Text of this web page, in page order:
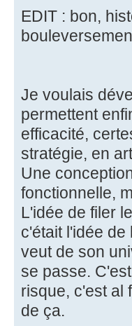
EDIT : bon,
Je voulais
permettent
efficacité,
stratégie, en
Une
fonctionnelle,
L'idée de filer
c'était l'idée de
veut de son
se passe.
risque, c'est al
de ça.